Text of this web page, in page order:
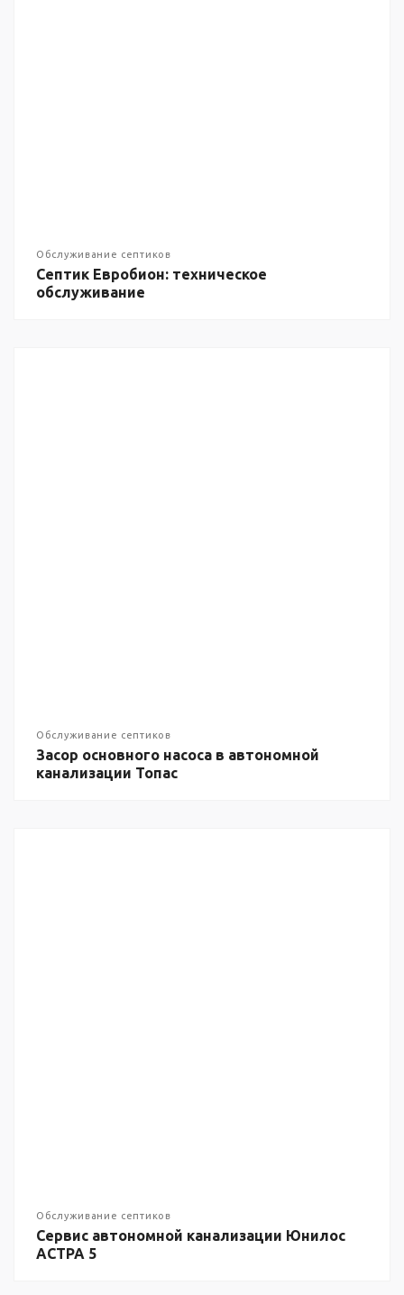
Обслуживание септиков
Септик Евробион: техническое
обслуживание
Обслуживание септиков
Засор основного насоса в автономной
канализации Топас
Обслуживание септиков
Сервис автономной канализации Юнилос
АСТРА 5